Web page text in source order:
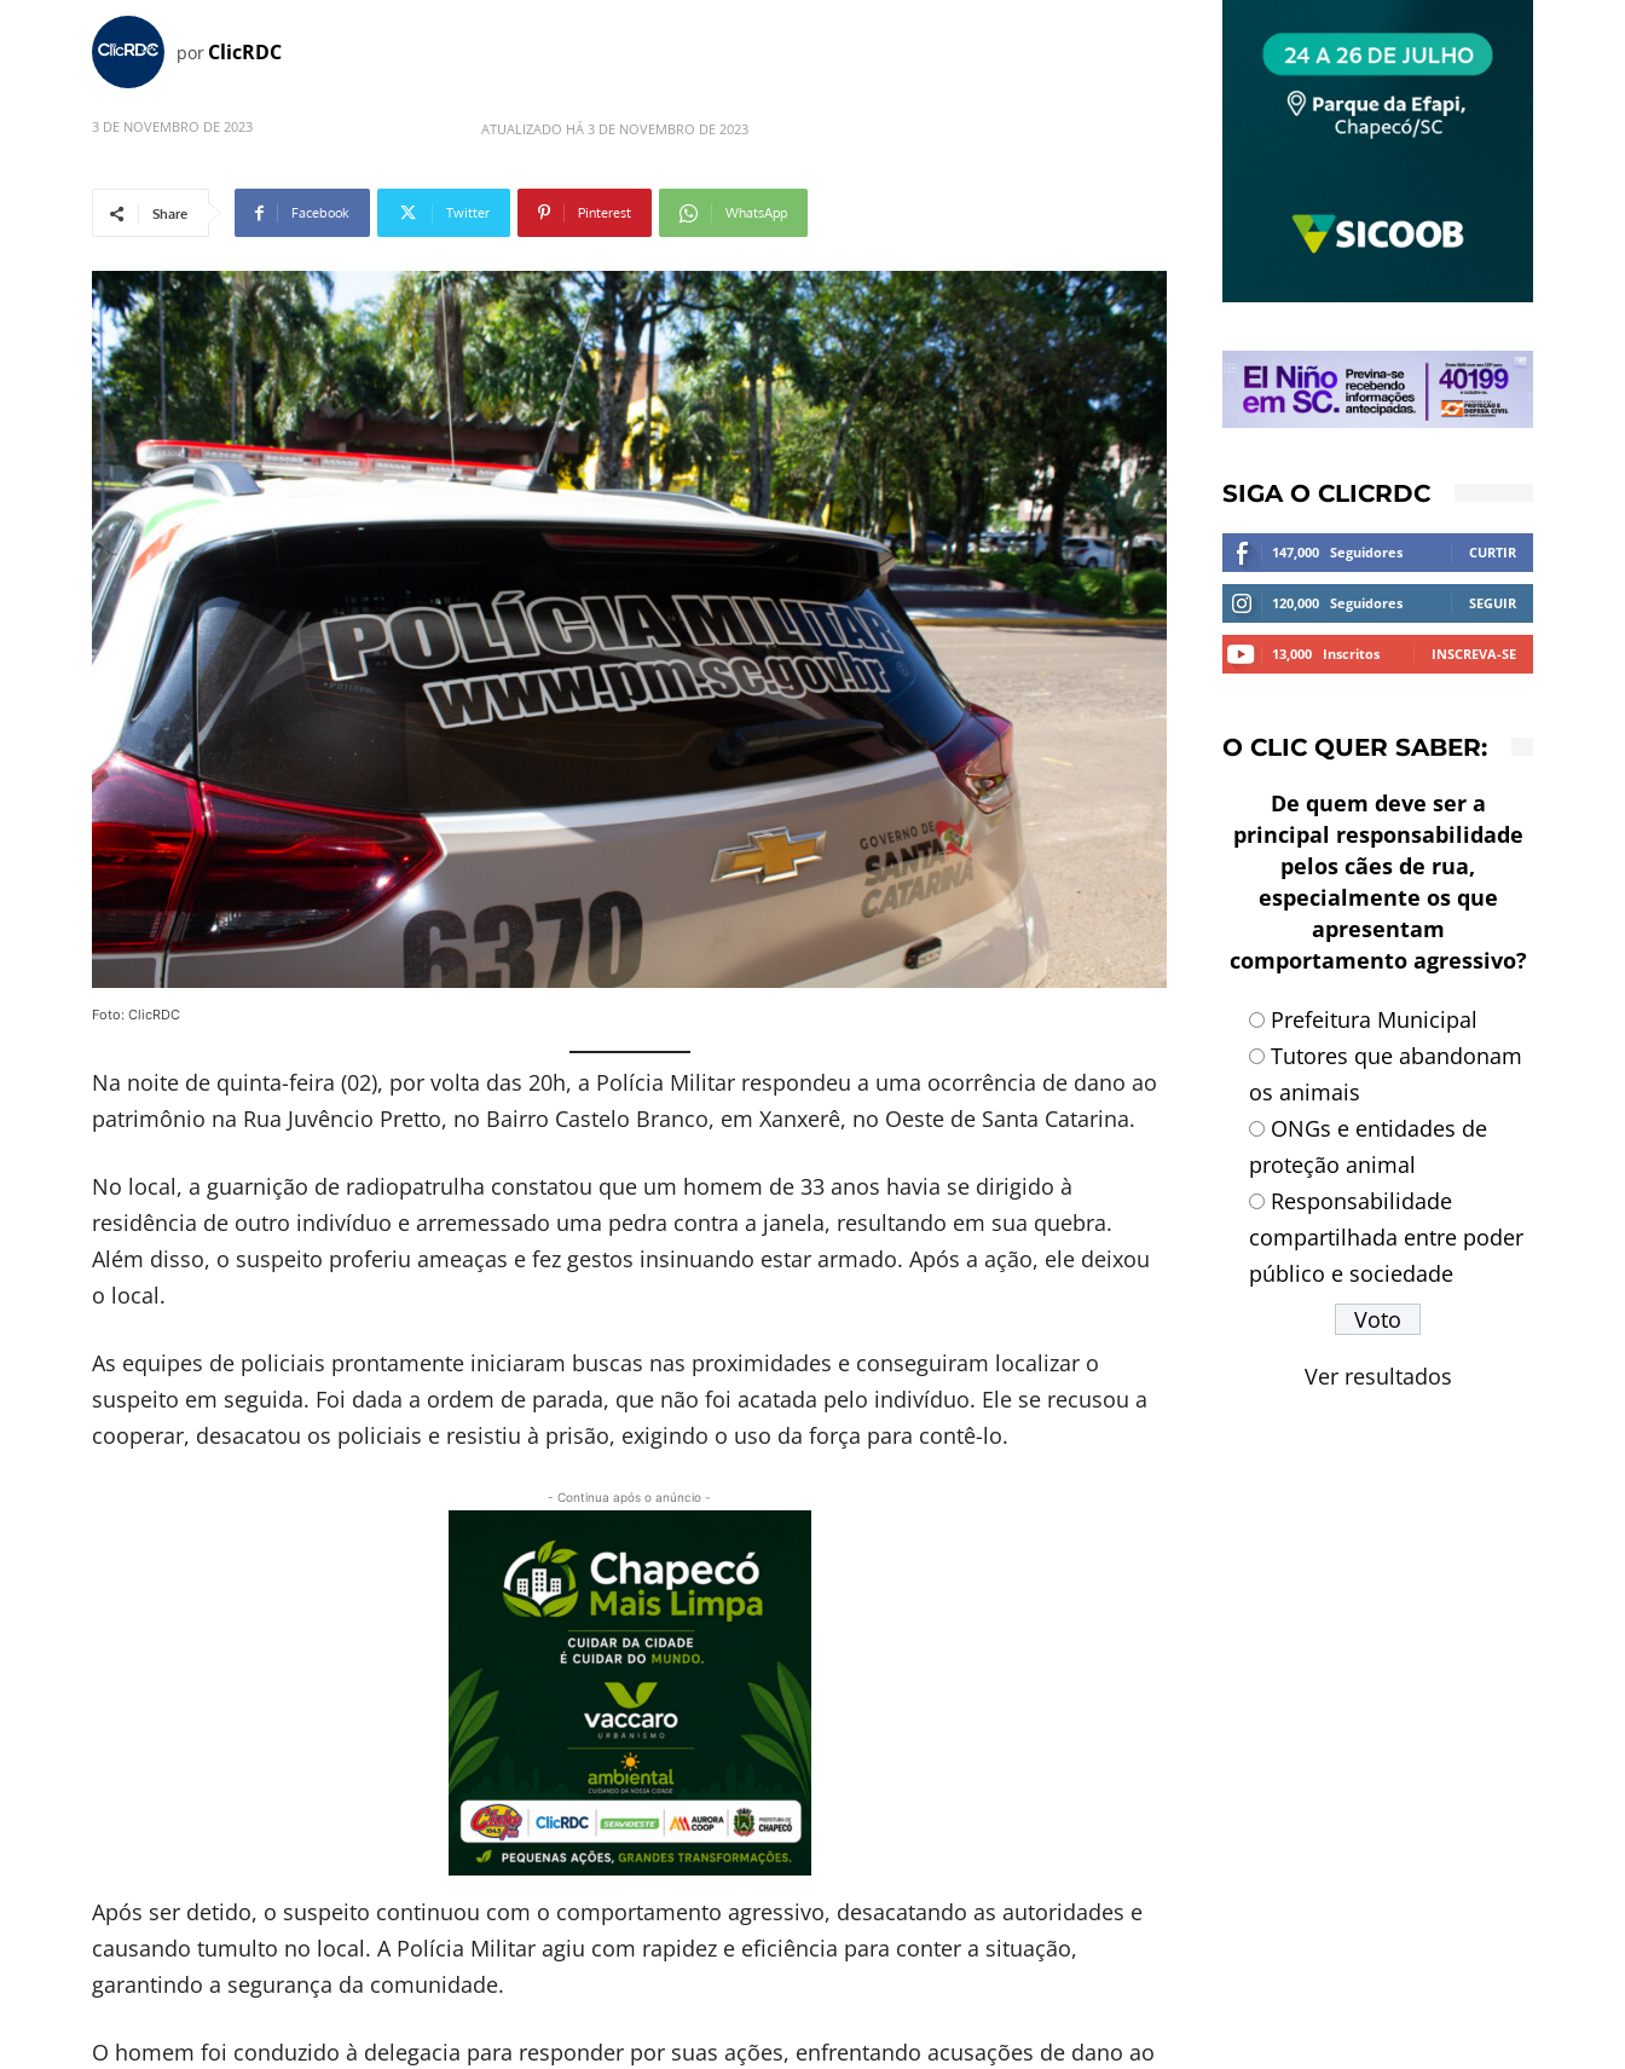
por ClicRDC
3 DE NOVEMBRO DE 2023 ATUALIZADO HÁ 3 DE NOVEMBRO DE 2023
Share Facebook Twitter Pinterest WhatsApp
Foto: ClicRDC
Na noite de quinta-feira (02), por volta das 20h, a Polícia Militar respondeu a uma ocorrência de dano ao
patrimônio na Rua Juvêncio Pretto, no Bairro Castelo Branco, em Xanxerê, no Oeste de Santa Catarina.
No local, a guarnição de radiopatrulha constatou que um homem de 33 anos havia se dirigido à
residência de outro indivíduo e arremessado uma pedra contra a janela, resultando em sua quebra.
Além disso, o suspeito proferiu ameaças e fez gestos insinuando estar armado. Após a ação, ele deixou
o local.
As equipes de policiais prontamente iniciaram buscas nas proximidades e conseguiram localizar o
suspeito em seguida. Foi dada a ordem de parada, que não foi acatada pelo indivíduo. Ele se recusou a
cooperar, desacatou os policiais e resistiu à prisão, exigindo o uso da força para contê-lo.
- Continua após o anúncio -
Após ser detido, o suspeito continuou com o comportamento agressivo, desacatando as autoridades e
causando tumulto no local. A Polícia Militar agiu com rapidez e eficiência para conter a situação,
garantindo a segurança da comunidade.
O homem foi conduzido à delegacia para responder por suas ações, enfrentando acusações de dano ao
SIGA O CLICRDC
147,000 Seguidores CURTIR
120,000 Seguidores SEGUIR
13,000 Inscritos INSCREVA-SE
O CLIC QUER SABER:
De quem deve ser a
principal responsabilidade
pelos cães de rua,
especialmente os que
apresentam
comportamento agressivo?
Prefeitura Municipal
Tutores que abandonam
os animais
ONGs e entidades de
proteção animal
Responsabilidade
compartilhada entre poder
público e sociedade
Ver resultados